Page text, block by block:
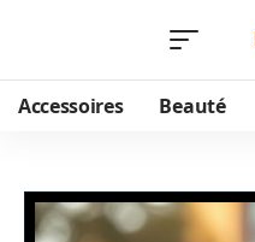
Accessoires Beauté